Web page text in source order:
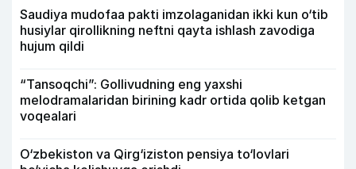
Saudiya mudofaa pakti imzolaganidan ikki kun o‘tib
husiylar qirollikning neftni qayta ishlash zavodiga
hujum qildi
“Tansoqchi”: Gollivudning eng yaxshi
melodramalaridan birining kadr ortida qolib ketgan
voqealari
O‘zbekiston va Qirg‘iziston pensiya to‘lovlari